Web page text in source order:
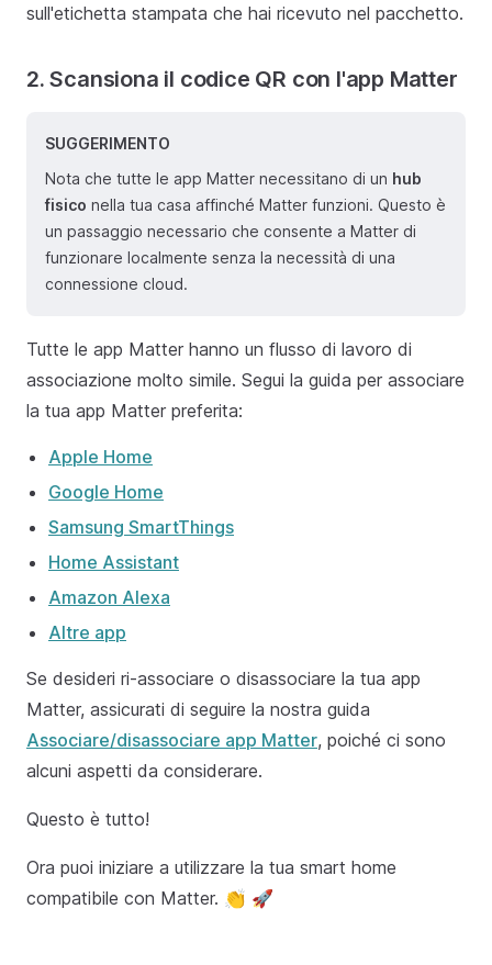
sull'etichetta stampata che hai ricevuto nel pacchetto.
2. Scansiona il codice QR con l'app Matter
SUGGERIMENTO
Nota che tutte le app Matter necessitano di un hub
fisico nella tua casa affinché Matter funzioni. Questo è
un passaggio necessario che consente a Matter di
funzionare localmente senza la necessità di una
connessione cloud.
Tutte le app Matter hanno un flusso di lavoro di
associazione molto simile. Segui la guida per associare
la tua app Matter preferita:
Apple Home
Google Home
Samsung SmartThings
Home Assistant
Amazon Alexa
Altre app
Se desideri ri-associare o disassociare la tua app
Matter, assicurati di seguire la nostra guida
Associare/disassociare app Matter, poiché ci sono
alcuni aspetti da considerare.
Questo è tutto!
Ora puoi iniziare a utilizzare la tua smart home
compatibile con Matter. 👏 🚀